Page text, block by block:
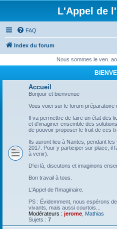
L'Appel de
FAQ
Index du forum
Nous sommes le ven.
Accueil
Bonjour et bienvenue
Vous voici sur le forum préparatoire
Il va permettre de faire un état des
et d'imaginer ensemble des
de pouvoir proposer le fruit de ces
Ils auront lieu à Nantes, pendant
2017. Pour y participer sur place, il
à venir).
D'ici là, discutons et imaginons
Bon travail à tous.
L'Appel de l'Imaginaire.
PS : Évidemment, nous espérons
vivants, mais aussi courtois...
Modérateurs : jerome Mathias
Sujets : 7